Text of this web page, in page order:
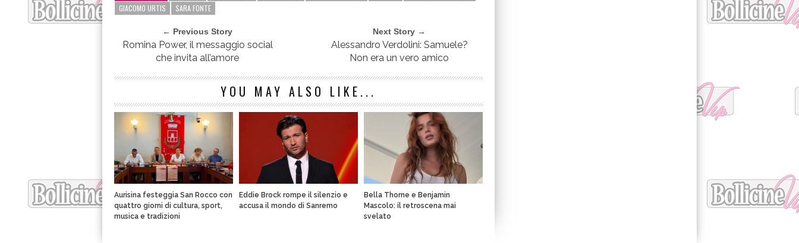
GIACOMO URTIS
SARA FONTE
← Previous Story
Romina Power, il messaggio social
che invita all’amore
Next Story →
Alessandro Verdolini: Samuele?
Non era un vero amico
YOU MAY ALSO LIKE...
Aurisina festeggia San Rocco con
quattro giorni di cultura, sport,
musica e tradizioni
Eddie Brock rompe il silenzio e
accusa il mondo di Sanremo
Bella Thorne e Benjamin
Mascolo: il retroscena mai
svelato